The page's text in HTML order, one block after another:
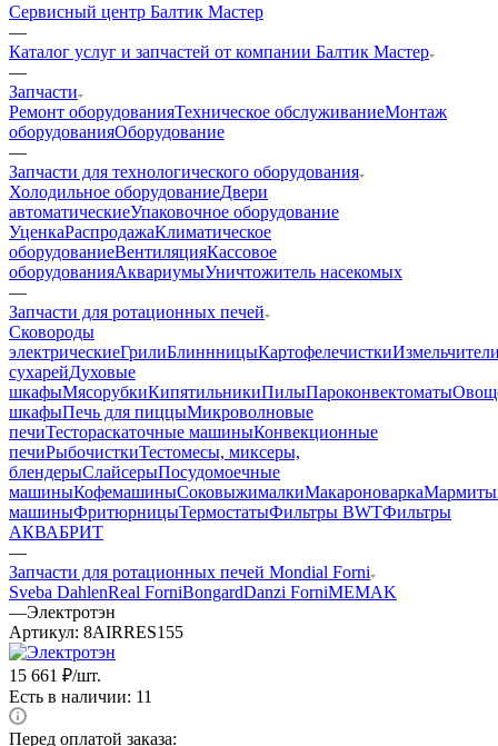
Сервисный центр Балтик Мастер
—
Каталог услуг и запчастей от компании Балтик Мастер
—
Запчасти
Ремонт оборудованияТехническое обслуживаниеМонтаж
оборудованияОборудование
—
Запчасти для технологического оборудования
Холодильное оборудованиеДвери
автоматическиеУпаковочное оборудование
УценкаРаспродажаКлиматическое
оборудованиеВентиляцияКассовое
оборудованияАквариумыУничтожитель насекомых
—
Запчасти для ротационных печей
Cковороды
электрическиеГрилиБлиннницыКартофелечистки
сухарейДуховые
шкафыМясорубкиКипятильникиПилыПароконвектоматы
шкафыПечь для пиццыМикроволновые
печиТестораскаточные машиныКонвекционные
печиРыбочисткиТестомесы, миксеры,
блендерыСлайсерыПосудомоечные
машиныКофемашиныСоковыжималкиМакароноваркаМармиты
машиныФритюрницыТермостатыФильтры BWTФильтры
АКВАБРИТ
—
Запчасти для ротационных печей Mondial Forni
Sveba DahlenReal ForniBongardDanzi ForniMEMAK
—Электротэн
Артикул: 8AIRRES155
15 661 ₽/шт.
Есть в наличии: 11
Перед оплатой заказа: